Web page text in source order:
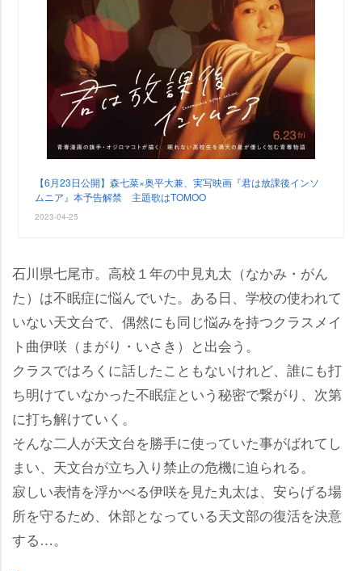
【6月23日公開】森七菜×奥平大兼、実写映画『君は放課後インソ
ムニア』本予告解禁 主題歌はTOMOO
2023-04-25
石川県七尾市。高校１年の中見丸太（なかみ・がん
た）は不眠症に悩んでいた。ある日、学校の使われて
いない天文台で、偶然にも同じ悩みを持つクラスメイ
ト曲伊咲（まがり・いさき）と出会う。
クラスではろくに話したこともないけれど、誰にも打
ち明けていなかった不眠症という秘密で繋がり、次第
に打ち解けていく。
そんな二人が天文台を勝手に使っていた事がばれてし
まい、天文台が立ち入り禁止の危機に迫られる。
寂しい表情を浮かべる伊咲を見た丸太は、安らげる場
所を守るため、休部となっている天文部の復活を決意
する…。